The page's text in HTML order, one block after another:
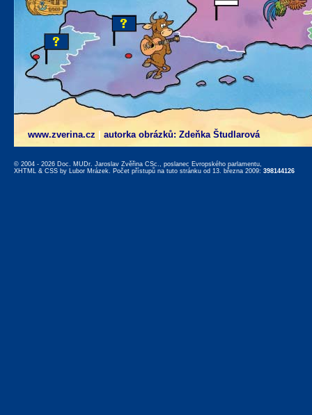
www.zverina.cz autorka obrázků: Zdeňka Študlarová
© 2004 - 2026 Doc. MUDr. Jaroslav Zvěřina CSc., poslanec Evropského parlamentu,
XHTML & CSS by Lubor Mrázek. Počet přístupů na tuto stránku od 13. března 2009: 398144126